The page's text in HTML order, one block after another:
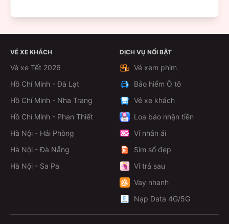
VÉ XE KHÁCH
Vé xe Tết 2026
Hồ Chí Minh - Đà Lạt
Hồ Chí Minh - Nha Trang
Hồ Chí Minh - Phan Thiết
Hà Nội - Hải Phòng
Hà Nội - Đà Nẵng
Hà Nội - Sa Pa
DỊCH VỤ NỔI BẬT
Vé xem phim
Bảo hiểm Ô tô
Vé xe khách
Loa báo nhận tiền
Ví nhân ái
Sim số đẹp
Ví trả sau
Vay nhanh
Nạp Data 4G/5G